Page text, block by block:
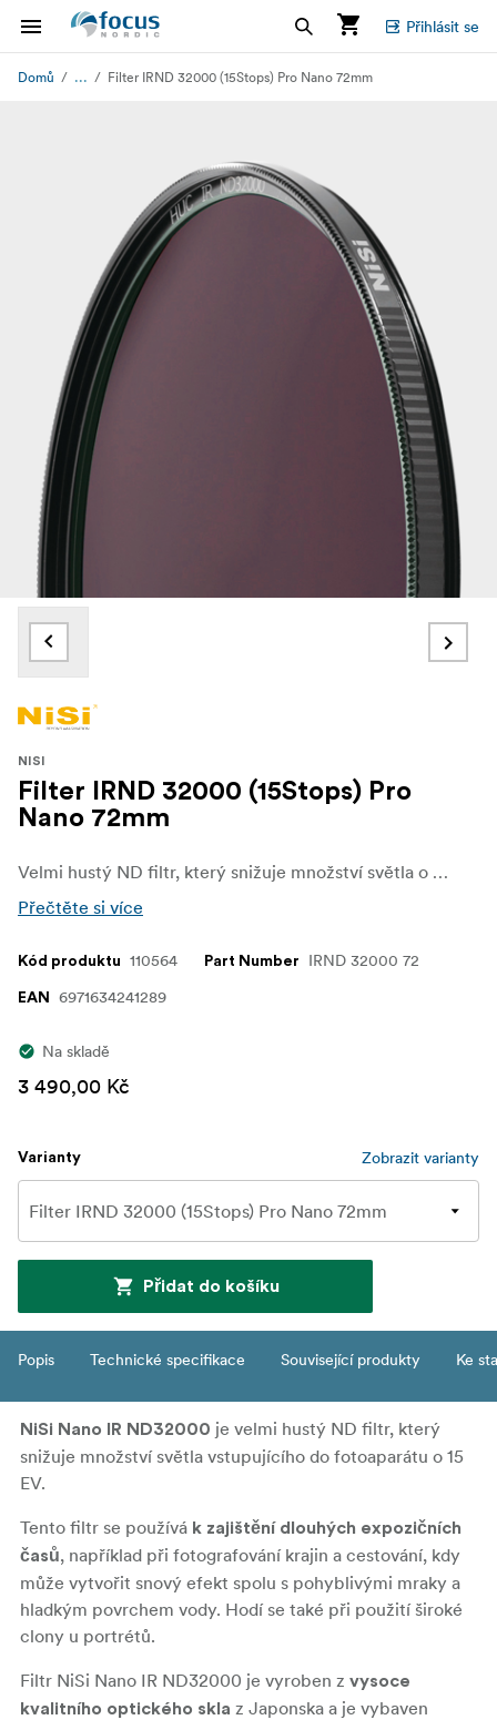
Přihlásit se
Domů ... Filter IRND 32000 (15Stops) Pro Nano 72mm
NISI
Filter IRND 32000 (15Stops) Pro
Nano 72mm
Velmi hustý ND filtr, který snižuje množství světla o 15 EV.
Přečtěte si více
Kód produktu 110564 Part Number IRND 32000 72
EAN 6971634241289
Na skladě
3 490,00 Kč
Varianty Zobrazit varianty
Přidat do košíku
Popis Technické specifikace Související produkty Ke
NiSi Nano IR ND32000 je velmi hustý ND filtr, který
snižuje množství světla vstupujícího do fotoaparátu o 15
EV.
Tento filtr se používá k zajištění dlouhých expozičních
časů, například při fotografování krajin a cestování, kdy
může vytvořit snový efekt spolu s pohyblivými mraky a
hladkým povrchem vody. Hodí se také při použití široké
clony u portrétů.
Filtr NiSi Nano IR ND32000 je vyroben z vysoce
kvalitního optického skla z Japonska a je vybaven